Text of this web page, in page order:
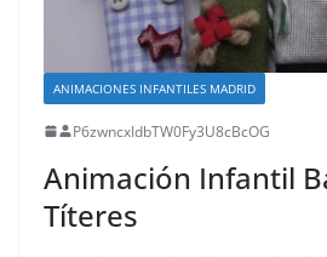
ANIMACIONES INFANTILES MADRID
P6zwncxIdbTW0Fy3U8cBcOG
Animación Infantil
Títeres